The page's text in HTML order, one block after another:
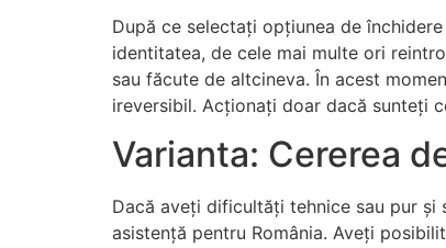
După ce selectați opțiunea de
identitatea, de cele mai multe ori
sau făcute de altcineva. În acest
ireversibil. Acționați doar dacă sunteți
Varianta: Cererea
Dacă aveți dificultăți tehnice sau pur
asistență pentru România. Aveți